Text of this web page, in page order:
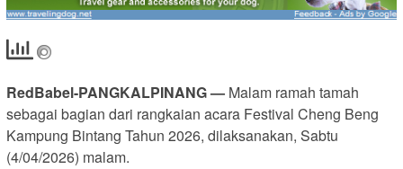
RedBabel-PANGKALPINANG — Malam ramah tamah
sebagai bagian dari rangkaian acara Festival Cheng Beng
Kampung Bintang Tahun 2026, dilaksanakan, Sabtu
(4/04/2026) malam.